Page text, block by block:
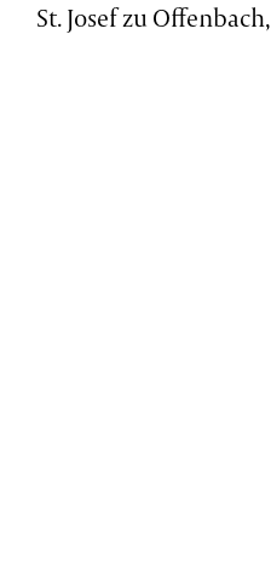
St. Josef zu